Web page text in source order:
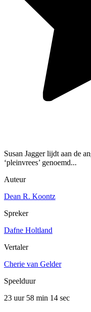
Susan Jagger lijdt aan de
‘pleinvrees’ genoemd...
Auteur
Dean R. Koontz
Spreker
Dafne Holtland
Vertaler
Cherie van Gelder
Speelduur
23 uur 58 min 14 sec